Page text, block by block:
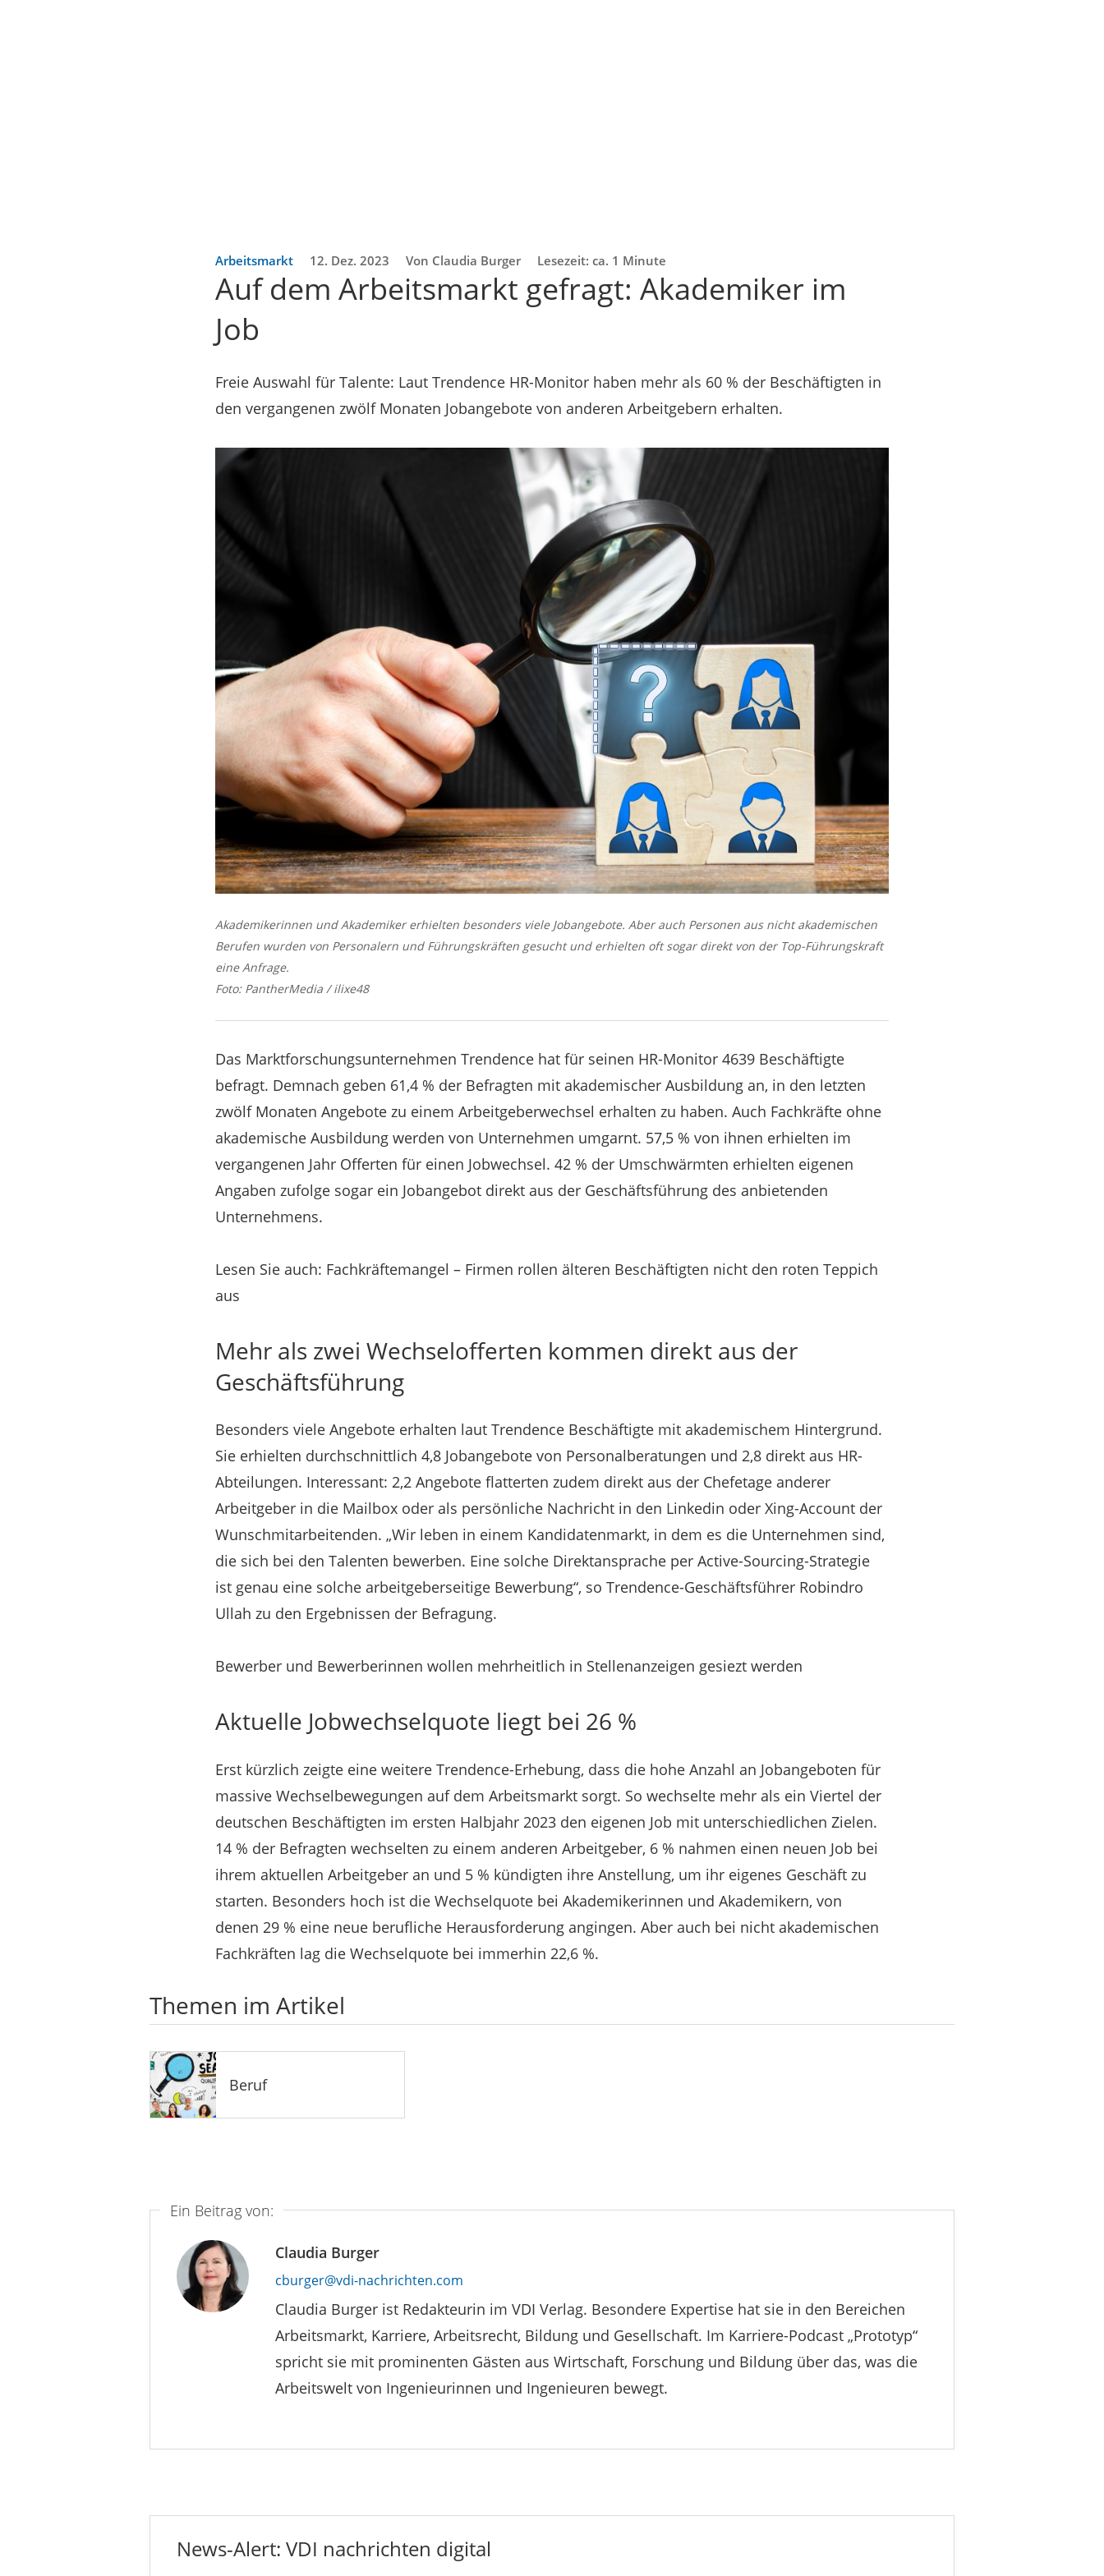
Arbeitsmarkt 12. Dez. 2023 Von Claudia Burger Lesezeit: ca. 1 Minute
Auf dem Arbeitsmarkt gefragt: Akademiker im
Job
Freie Auswahl für Talente: Laut Trendence HR-Monitor haben mehr als 60 % der Beschäftigten in
den vergangenen zwölf Monaten Jobangebote von anderen Arbeitgebern erhalten.
Akademikerinnen und Akademiker erhielten besonders viele Jobangebote. Aber auch Personen aus nicht akademischen
Berufen wurden von Personalern und Führungskräften gesucht und erhielten oft sogar direkt von der Top-Führungskraft
eine Anfrage.
Foto: PantherMedia / ilixe48
Das Marktforschungsunternehmen Trendence hat für seinen HR-Monitor 4639 Beschäftigte
befragt. Demnach geben 61,4 % der Befragten mit akademischer Ausbildung an, in den letzten
zwölf Monaten Angebote zu einem Arbeitgeberwechsel erhalten zu haben. Auch Fachkräfte ohne
akademische Ausbildung werden von Unternehmen umgarnt. 57,5 % von ihnen erhielten im
vergangenen Jahr Offerten für einen Jobwechsel. 42 % der Umschwärmten erhielten eigenen
Angaben zufolge sogar ein Jobangebot direkt aus der Geschäftsführung des anbietenden
Unternehmens.
Lesen Sie auch: Fachkräftemangel – Firmen rollen älteren Beschäftigten nicht den roten Teppich
aus
Mehr als zwei Wechselofferten kommen direkt aus der
Geschäftsführung
Besonders viele Angebote erhalten laut Trendence Beschäftigte mit akademischem Hintergrund.
Sie erhielten durchschnittlich 4,8 Jobangebote von Personalberatungen und 2,8 direkt aus HR-
Abteilungen. Interessant: 2,2 Angebote flatterten zudem direkt aus der Chefetage anderer
Arbeitgeber in die Mailbox oder als persönliche Nachricht in den Linkedin oder Xing-Account der
Wunschmitarbeitenden. „Wir leben in einem Kandidatenmarkt, in dem es die Unternehmen sind,
die sich bei den Talenten bewerben. Eine solche Direktansprache per Active-Sourcing-Strategie
ist genau eine solche arbeitgeberseitige Bewerbung“, so Trendence-Geschäftsführer Robindro
Ullah zu den Ergebnissen der Befragung.
Bewerber und Bewerberinnen wollen mehrheitlich in Stellenanzeigen gesiezt werden
Aktuelle Jobwechselquote liegt bei 26 %
Erst kürzlich zeigte eine weitere Trendence-Erhebung, dass die hohe Anzahl an Jobangeboten für
massive Wechselbewegungen auf dem Arbeitsmarkt sorgt. So wechselte mehr als ein Viertel der
deutschen Beschäftigten im ersten Halbjahr 2023 den eigenen Job mit unterschiedlichen Zielen.
14 % der Befragten wechselten zu einem anderen Arbeitgeber, 6 % nahmen einen neuen Job bei
ihrem aktuellen Arbeitgeber an und 5 % kündigten ihre Anstellung, um ihr eigenes Geschäft zu
starten. Besonders hoch ist die Wechselquote bei Akademikerinnen und Akademikern, von
denen 29 % eine neue berufliche Herausforderung angingen. Aber auch bei nicht akademischen
Fachkräften lag die Wechselquote bei immerhin 22,6 %.
Themen im Artikel
Beruf
Ein Beitrag von:
Claudia Burger
cburger@vdi-nachrichten.com
Claudia Burger ist Redakteurin im VDI Verlag. Besondere Expertise hat sie in den Bereichen
Arbeitsmarkt, Karriere, Arbeitsrecht, Bildung und Gesellschaft. Im Karriere-Podcast „Prototyp“
spricht sie mit prominenten Gästen aus Wirtschaft, Forschung und Bildung über das, was die
Arbeitswelt von Ingenieurinnen und Ingenieuren bewegt.
News-Alert: VDI nachrichten digital